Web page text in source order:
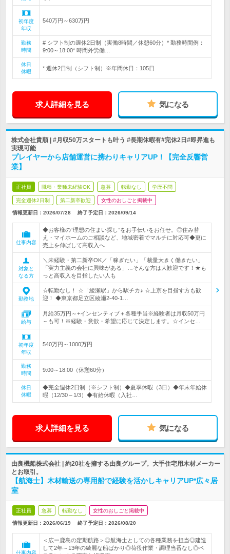
初年度
年収
540万円～630万円
勤務
時間
# シフト制の週休2日制（実働8時間／休憩60分）* 勤務時間例：
9:00～18:00* 時間外労働…
休日
休暇
* 週休2日制（シフト制）※年間休日：105日
求人詳細を見る 気になる
株式会社貴順 | #月収50万スタートも叶う #長期休暇有#完休2日#即昇進も
実現可能
プレイヤーから店舗運営に携わりキャリアUP！【完全反響営
業】
正社員 職種・業種未経験OK 急募 転勤なし 学歴不問
完全週休2日制 第二新卒歓迎 女性のおしごと掲載中
情報更新日：2026/07/28 終了予定日： 2026/09/14
仕事内容
◆お客様の“理想の住まい探し”をお手伝いをお任せ。◎住み替
え・マイホームのご相談など、地域密着でマルチに対応可◆更に
売上を伸ばして高収入へ
対象と
なる方
＼未経験・第二新卒OK／「稼ぎたい」「裁量大きく働きたい」
「実力主義の会社に興味がある」…そんな方は大歓迎です！★も
っと高収入を目指したい人も
勤務地
☆転勤なし！ ☆「綾瀬駅」から駅チカ♪ ☆上京を目指す方も歓
迎！ ◆東京都足立区綾瀬2-40-1…
給与
月給35万円～+インセンティブ＋各種手当※経験者は月収50万円
～も可！※経験・意欲・希望に応じて決定します。☆インセ…
初年度
年収
540万円～1000万円
勤務
時間
9:00～18:00（休憩60分）
休日
休暇
◆完全週休2日制（※シフト制）◆夏季休暇（3日）◆年末年始休
暇（12/30～1/3）◆有給休暇（入社…
求人詳細を見る 気になる
由良機船株式会社 | 約20社を擁する由良グループ。大手住宅用木材メーカー
とお取引。
【航海士】木材輸送の専用船で経験を活かしキャリアUP*広々居
室
正社員 急募 転勤なし 女性のおしごと掲載中
情報更新日：2026/06/19 終了予定日： 2026/08/20
仕事内容
＜広ー鹿島の定期航路＞◎航海士としての各種業務を担当◎建造
して2年～13年の綺麗な船ばかり◎荷役作業・調理当番なし◎ベ